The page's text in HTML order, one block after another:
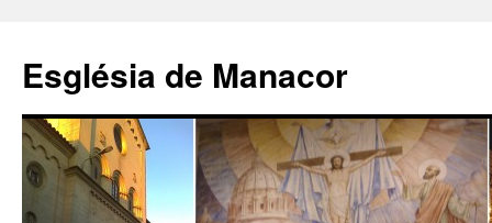
contenido
Església de Manacor